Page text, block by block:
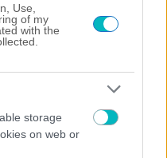
Use,
of my
with the
storage
on web or